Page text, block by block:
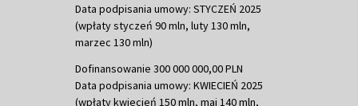
Data podpisania umowy: STYCZEŃ 2025
(wpłaty styczeń 90 mln, luty 130 mln,
marzec 130 mln)
Dofinansowanie 300 000 000,00 PLN
Data podpisania umowy: KWIECIEŃ 2025
(wpłaty kwiecień 150 mln, maj 140 mln,